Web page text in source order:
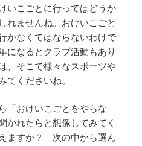
いこごとに行ってはどうか
れませんね。おけいこごと
かなくてはならないわけで
になるとクラブ活動もあり
、そこで様々なスポーツや
てくださいね。
「おけいこごとをやらな
れたらと想像してみてく
ますか？ 次の中から選ん